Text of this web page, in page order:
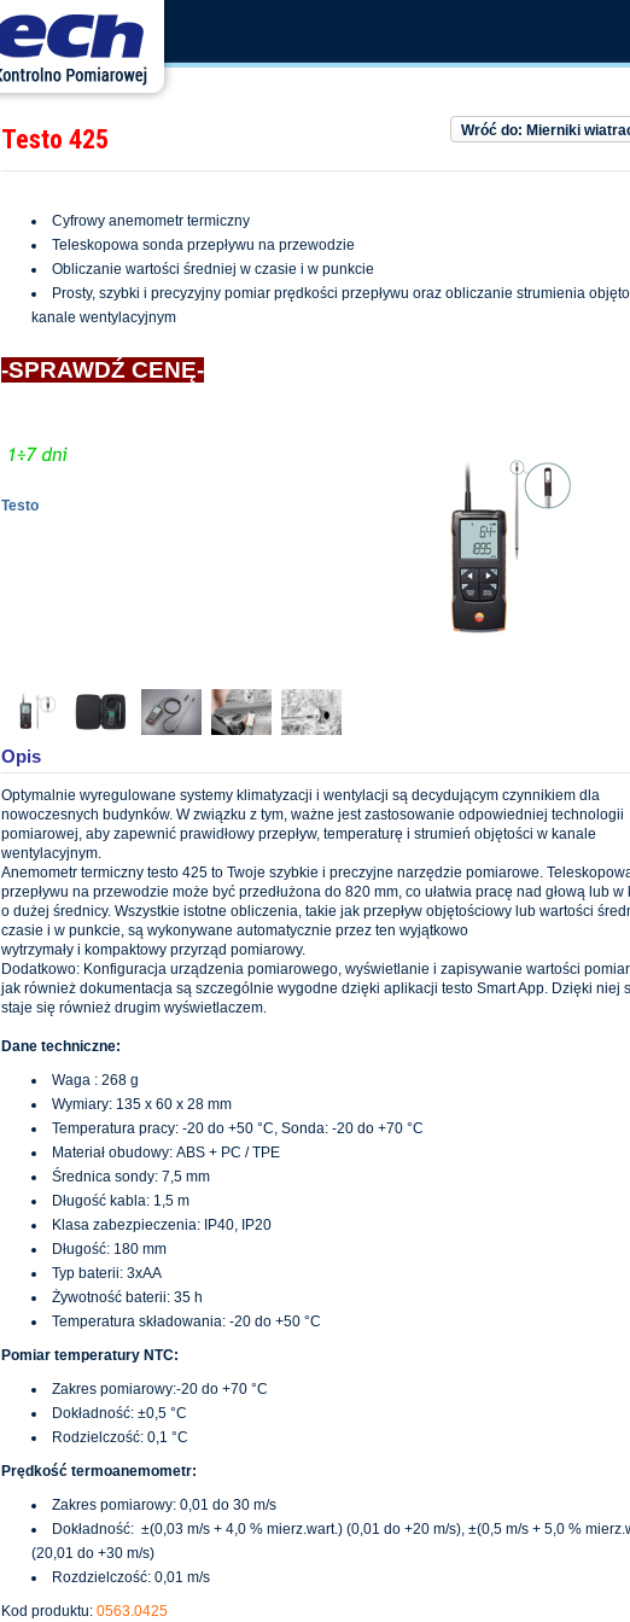
Wróć do: Mierniki
Testo 425
Cyfrowy anemometr termiczny
Teleskopowa sonda przepływu na przewodzie
Obliczanie wartości średniej w czasie i w punkcie
Prosty, szybki i precyzyjny pomiar prędkości przepływu oraz obliczanie strumienia
kanale wentylacyjnym
-SPRAWDŹ CENĘ-
Testo
Opis
Optymalnie wyregulowane systemy klimatyzacji i wentylacji są decydującym czynnikiem dla
nowoczesnych budynków. W związku z tym, ważne jest zastosowanie odpowiedniej technologii
pomiarowej, aby zapewnić prawidłowy przepływ, temperaturę i strumień objętości w kanale
wentylacyjnym.
Anemometr termiczny testo 425 to Twoje szybkie i preczyjne narzędzie pomiarowe.
przepływu na przewodzie może być przedłużona do 820 mm, co ułatwia pracę nad głową lub w
o dużej średnicy. Wszystkie istotne obliczenia, takie jak przepływ objętościowy lub wartości
czasie i w punkcie, są wykonywane automatycznie przez ten wyjątkowo
wytrzymały i kompaktowy przyrząd pomiarowy.
Dodatkowo: Konfiguracja urządzenia pomiarowego, wyświetlanie i zapisywanie wartości
jak również dokumentacja są szczególnie wygodne dzięki aplikacji testo Smart App. Dzięki niej
staje się również drugim wyświetlaczem.
Dane techniczne:
Waga : 268 g
Wymiary: 135 x 60 x 28 mm
Temperatura pracy: -20 do +50 °C, Sonda: -20 do +70 °C
Materiał obudowy: ABS + PC / TPE
Średnica sondy: 7,5 mm
Długość kabla: 1,5 m
Klasa zabezpieczenia: IP40, IP20
Długość: 180 mm
Typ baterii: 3xAA
Żywotność baterii: 35 h
Temperatura składowania: -20 do +50 °C
Pomiar temperatury NTC:
Zakres pomiarowy:-20 do +70 °C
Dokładność: ±0,5 °C
Rodzielczość: 0,1 °C
Prędkość termoanemometr:
Zakres pomiarowy: 0,01 do 30 m/s
Dokładność: ±(0,03 m/s + 4,0 % mierz.wart.) (0,01 do +20 m/s), ±(0,5 m/s + 5,0 %
(20,01 do +30 m/s)
Rozdzielczość: 0,01 m/s
Kod produktu: 0563.0425